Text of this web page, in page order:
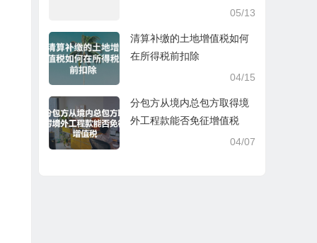
05/13
清算补缴的土地增值税如何
在所得税前扣除
04/15
分包方从境内总包方取得境
外工程款能否免征增值税
04/07